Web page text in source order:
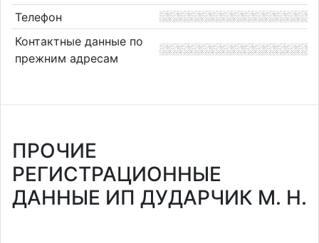
Телефон
Контактные данные по
прежним адресам
ПРОЧИЕ
РЕГИСТРАЦИОННЫЕ
ДАННЫЕ ИП ДУДАРЧИК М. Н.